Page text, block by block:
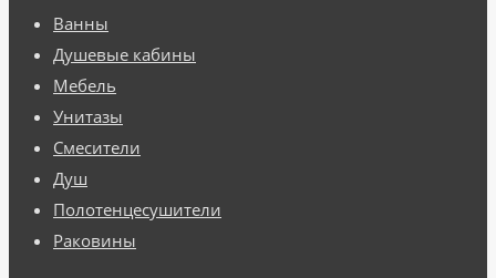
Ванны
Душевые кабины
Мебель
Унитазы
Смесители
Душ
Полотенцесушители
Раковины